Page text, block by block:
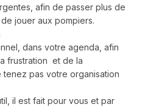
afin de passer plus de
jouer aux pompiers.
dans votre agenda, afin
frustration et de la
tenez pas votre organisation
il est fait pour vous et par